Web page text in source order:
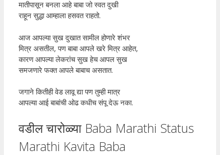
मातीपासून बनला आहे बाबा जो स्वत दुखी
राहून सुद्धा आम्हाला हसवत राहतो.
आज आपल्या सुख दुखात सामील होणारे शंभर
मित्र असतील, पण बाबा आपले खरे मित्र आहेत,
कारण आपल्या लेकरांच सुख हेच आपल सुख
समजणारे फक्त आपले बाबाच असतात.
जगाने कितीही वेड लावू द्या पण तुम्ही मात्र
आपल्या आई बाबांची ओढ कधीच संपू देऊ नका.
वडील चारोळ्या Baba Marathi Status
Marathi Kavita Baba